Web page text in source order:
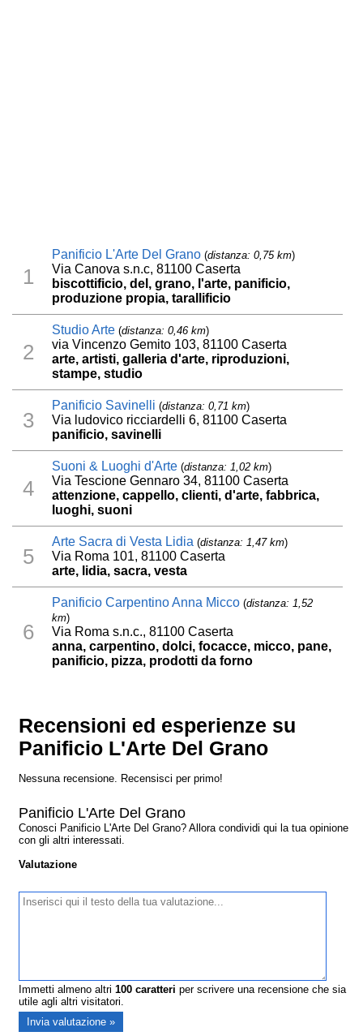
1
Panificio L'Arte Del Grano (distanza: 0,75 km)
Via Canova s.n.c, 81100 Caserta
biscottificio, del, grano, l'arte, panificio,
produzione propia, tarallificio
2
Studio Arte (distanza: 0,46 km)
via Vincenzo Gemito 103, 81100 Caserta
arte, artisti, galleria d'arte, riproduzioni,
stampe, studio
3
Panificio Savinelli (distanza: 0,71 km)
Via ludovico ricciardelli 6, 81100 Caserta
panificio, savinelli
4
Suoni & Luoghi d'Arte (distanza: 1,02 km)
Via Tescione Gennaro 34, 81100 Caserta
attenzione, cappello, clienti, d'arte, fabbrica,
luoghi, suoni
5
Arte Sacra di Vesta Lidia (distanza: 1,47 km)
Via Roma 101, 81100 Caserta
arte, lidia, sacra, vesta
6
Panificio Carpentino Anna Micco (distanza: 1,52
km)
Via Roma s.n.c., 81100 Caserta
anna, carpentino, dolci, focacce, micco, pane,
panificio, pizza, prodotti da forno
Recensioni ed esperienze su
Panificio L'Arte Del Grano
Nessuna recensione. Recensisci per primo!
Panificio L'Arte Del Grano
Conosci Panificio L'Arte Del Grano? Allora condividi qui la tua opinione
con gli altri interessati.
Valutazione
Immetti almeno altri100 caratteri per scrivere una recensione che sia
utile agli altri visitatori.